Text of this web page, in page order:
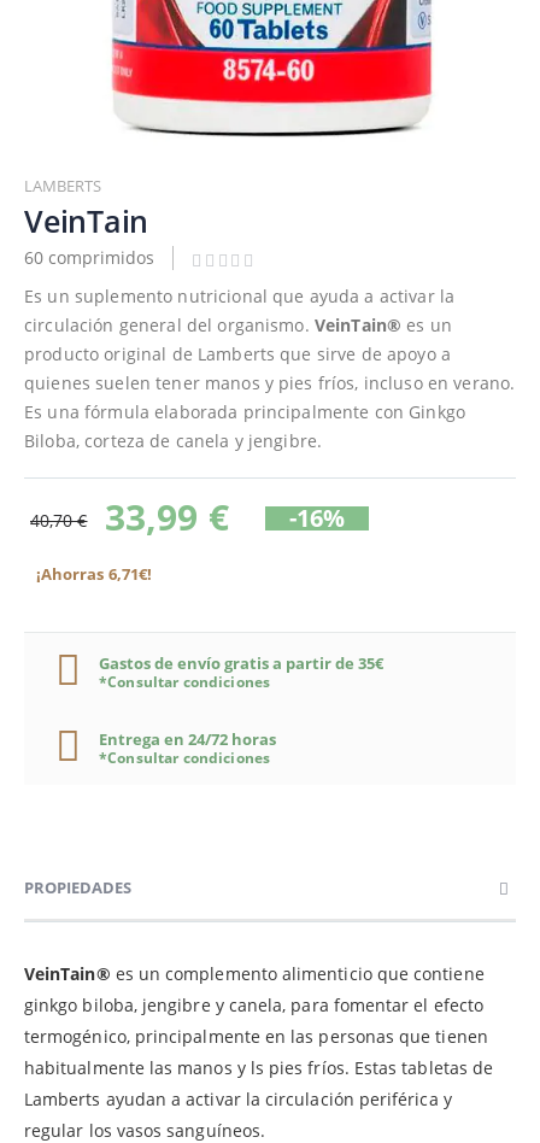
al
comienzo
de
la
galería
imágenes
LAMBERTS
VeinTain
60 comprimidos
Es un suplemento nutricional que ayuda a activar la
circulación general del organismo. VeinTain® es un
producto original de Lamberts que sirve de apoyo a
quienes suelen tener manos y pies fríos, incluso en verano.
Es una fórmula elaborada principalmente con Ginkgo
Biloba, corteza de canela y jengibre.
40,70 € 33,99 € -16%
¡Ahorras 6,71€!
Gastos de envío gratis a partir de 35€
*Consultar condiciones
Entrega en 24/72 horas
*Consultar condiciones
PROPIEDADES
VeinTain® es un complemento alimenticio que contiene
ginkgo biloba, jengibre y canela, para fomentar el efecto
termogénico, principalmente en las personas que tienen
habitualmente las manos y ls pies fríos. Estas tabletas de
Lamberts ayudan a activar la circulación periférica y
regular los vasos sanguíneos.